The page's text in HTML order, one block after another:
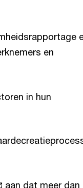
en
in hun
aan dat meer dan